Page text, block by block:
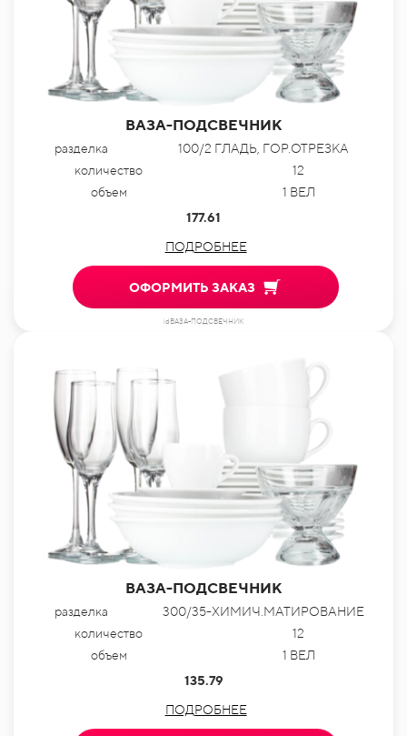
ВАЗА-ПОДСВЕЧНИК
разделка
100/2 ГЛАДЬ, ГОР.ОТРЕЗКА
количество
12
объем
1 ВЕЛ
177.61
ПОДРОБНЕЕ
ОФОРМИТЬ ЗАКАЗ
idВАЗА-ПОДСВЕЧНИК
ВАЗА-ПОДСВЕЧНИК
разделка
300/35-ХИМИЧ.МАТИРОВАНИЕ
количество
12
объем
1 ВЕЛ
135.79
ПОДРОБНЕЕ